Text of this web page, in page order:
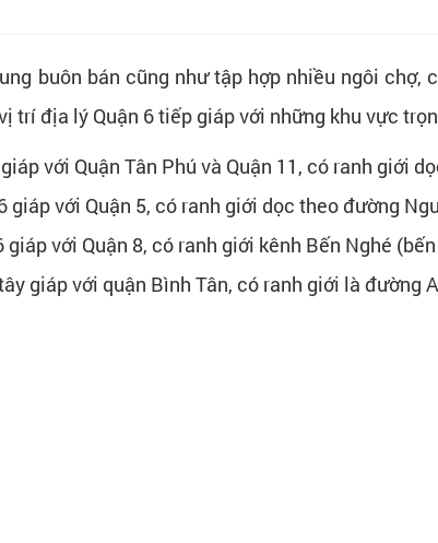
buôn bán cũng như tập hợp nhiều ngôi chợ,
trí địa lý Quận 6 tiếp giáp với những khu vực
với Quận Tân Phú và Quận 11, có ranh giới
giáp với Quận 5, có ranh giới dọc theo đường
giáp với Quận 8, có ranh giới kênh Bến Nghé
giáp với quận Bình Tân, có ranh giới là đường